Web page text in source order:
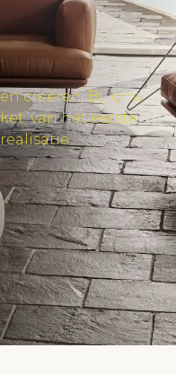
creëren. Bij ons
van het eerste